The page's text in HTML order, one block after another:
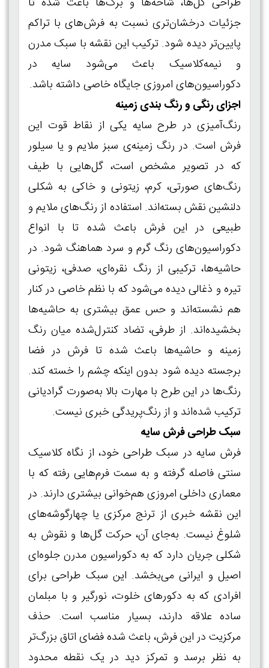
جزئیات درخشان‌تری نسبت به فرش‌های با تراکم
پایین‌تر دیده شود. ترکیب این نقشه با سبک مدرن
و نیمه‌کلاسیک باعث می‌شود سایه در
دکوراسیون‌های امروزی جایگاه خاصی داشته باشد.
اجزای رنگی و رنگ بندی زمینه
رنگ‌آمیزی در طرح سایه یکی از نقاط قوت این
فرش است. در رنگ زمینه‌ی سبز ملایم و یا سیلور
که در تصویر مشخص است، گل‌هایی با طیف
رنگ‌های صورتی، کرم، زیتونی و خاکی به شکلی
دلنشین نقش بسته‌اند. استفاده از رنگ‌های ملایم و
طبیعی در این فرش باعث شده تا با انواع
دکوراسیون‌های رنگ گرم و سرد هماهنگ شود. در
حاشیه‌ها، ترکیبی از رنگ نقره‌ای، صدفی، زیتونی
تیره و ذغالی دیده می‌شود که با نظم خاصی در کنار
هم نشسته‌اند و حس عمق بیشتری به حاشیه‌ها
بخشیده‌اند. از طرفی، تضاد کنترل‌شده میان رنگ
زمینه و حاشیه‌ها باعث شده تا فرش در فضا
برجسته دیده شود بدون اینکه چشم را خسته کند.
رنگ‌ها در این طرح با مهارت بالا به‌صورت گرادیانی
ترکیب شده‌اند و از رنگ‌پریدگی خبری نیست.
سبک طراحی فرش سایه
فرش سایه در سبک طراحی خود، از نگاه کلاسیک
سنتی فاصله گرفته و به سمت فرم‌هایی رفته که با
معماری داخلی امروزی هم‌خوانی بیشتری دارند. در
این نقشه خبری از ترنج مرکزی یا چهارگوشه‌های
شلوغ نیست. به‌جای آن، حرکت گل‌ها و نقوش به
شکلی جریان دارد که به دکوراسیون مدرن جلوه‌ای
اصیل و ایرانی می‌بخشد. این سبک طراحی برای
افرادی که به دکورهای خلوت، نورگیر و با مبلمان
ساده علاقه دارند، بسیار مناسب است. حذف
مرکزیت در این فرش، باعث شده فضای اتاق بزرگ‌تر
به نظر برسد و تمرکز دید در یک نقطه محدود